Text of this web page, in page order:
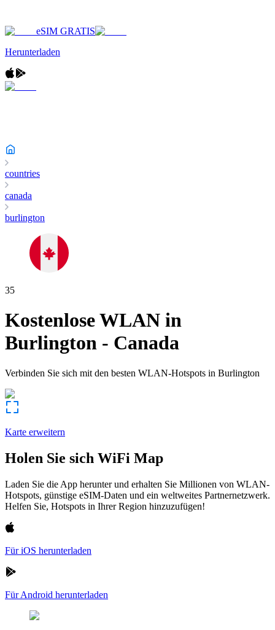
eSIM GRATIS
Herunterladen
countries
canada
burlington
35
Kostenlose WLAN in
Burlington - Canada
Verbinden Sie sich mit den besten WLAN-Hotspots in Burlington
Karte erweitern
Holen Sie sich WiFi Map
Laden Sie die App herunter und erhalten Sie Millionen von WLAN-
Hotspots, günstige eSIM-Daten und ein weltweites Partnernetzwerk.
Helfen Sie, Hotspots in Ihrer Region hinzuzufügen!
Für iOS herunterladen
Für Android herunterladen